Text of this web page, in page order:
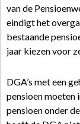
van de
eindigt het
bestaande
jaar kiezen voor
DGA’s met een
pensioen moeten
pensioen onder